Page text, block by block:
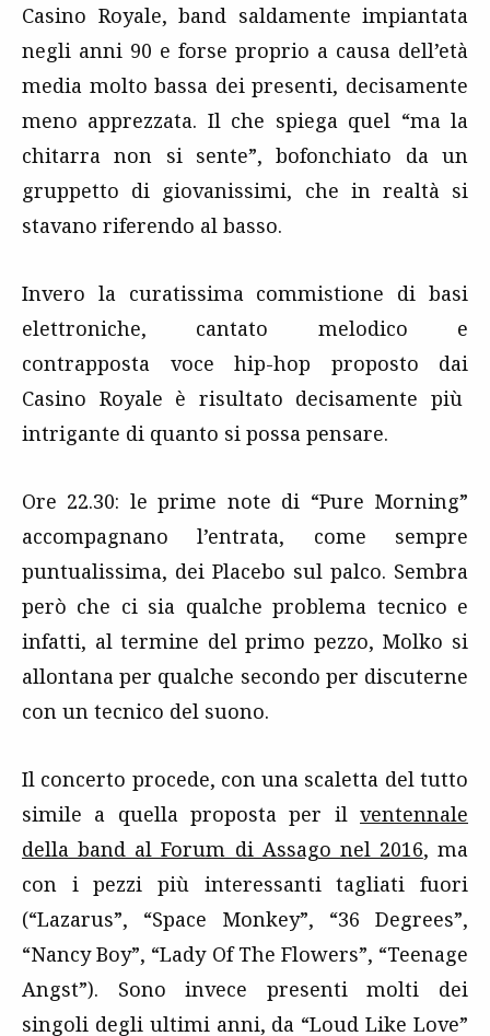
Casino Royale, band saldamente impiantata
negli anni 90 e forse proprio a causa dell’età
media molto bassa dei presenti, decisamente
meno apprezzata. Il che spiega quel “ma la
chitarra non si sente”, bofonchiato da un
gruppetto di giovanissimi, che in realtà si
stavano riferendo al basso.
Invero la curatissima commistione di basi
elettroniche, cantato melodico e
contrapposta voce hip-hop proposto dai
Casino Royale è risultato decisamente più
intrigante di quanto si possa pensare.
Ore 22.30: le prime note di “Pure Morning”
accompagnano l’entrata, come sempre
puntualissima, dei Placebo sul palco. Sembra
però che ci sia qualche problema tecnico e
infatti, al termine del primo pezzo, Molko si
allontana per qualche secondo per discuterne
con un tecnico del suono.
Il concerto procede, con una scaletta del tutto
simile a quella proposta per il ventennale
della band al Forum di Assago nel 2016, ma
con i pezzi più interessanti tagliati fuori
(“Lazarus”, “Space Monkey”, “36 Degrees”,
“Nancy Boy”, “Lady Of The Flowers”, “Teenage
Angst”). Sono invece presenti molti dei
singoli degli ultimi anni, da “Loud Like Love”